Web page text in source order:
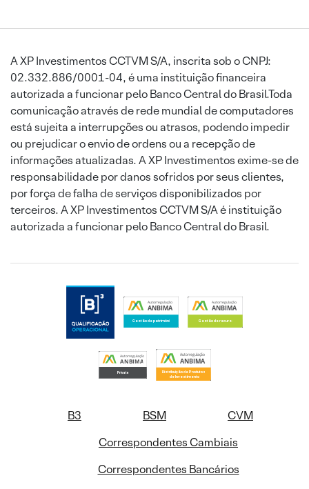
A XP Investimentos CCTVM S/A, inscrita sob o CNPJ:
02.332.886/0001-04, é uma instituição financeira
autorizada a funcionar pelo Banco Central do Brasil.Toda
comunicação através de rede mundial de computadores
está sujeita a interrupções ou atrasos, podendo impedir
ou prejudicar o envio de ordens ou a recepção de
informações atualizadas. A XP Investimentos exime-se de
responsabilidade por danos sofridos por seus clientes,
por força de falha de serviços disponibilizados por
terceiros. A XP Investimentos CCTVM S/A é instituição
autorizada a funcionar pelo Banco Central do Brasil.
B3 BSM
CVM
Correspondentes Cambiais
Correspondentes Bancários